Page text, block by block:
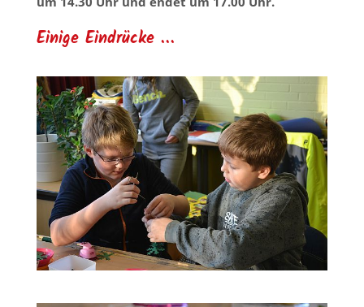
Einige Eindrücke …